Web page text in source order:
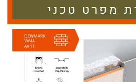
מפרט טכני